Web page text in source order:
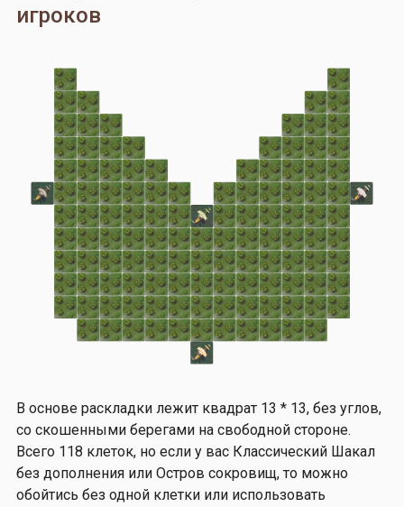
игроков
В основе раскладки лежит квадрат 13 * 13, без углов,
со скошенными берегами на свободной стороне.
Всего 118 клеток, но если у вас Классический Шакал
без дополнения или Остров сокровищ, то можно
обойтись без одной клетки или использовать